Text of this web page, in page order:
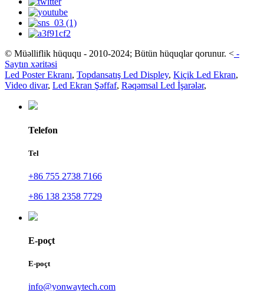
© Müəlliflik hüququ - 2010-2024; Bütün hüquqlar qorunur. < -
Saytın xəritəsi
Led Poster Ekranı, Topdansatış Led Displey, Kiçik Led Ekran,
Video divar, Led Ekran Şəffaf, Rəqəmsal Led İşarələr,
Telefon
Tel
+86 755 2738 7166
+86 138 2358 7729
E-poçt
E-poçt
info@yonwaytech.com